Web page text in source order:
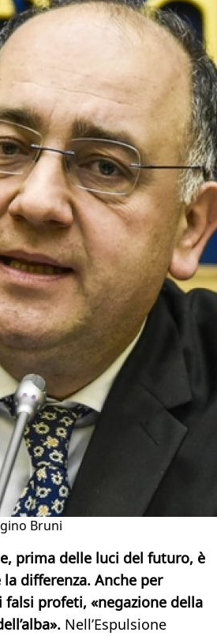
Bruni
prima delle luci del futuro, è
differenza. Anche per
profeti, «negazione della
Nell’Espulsione